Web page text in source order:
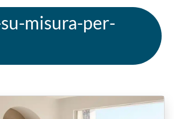
misura-per-